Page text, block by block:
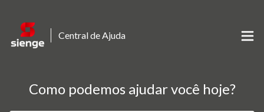
Central de Ajuda
Como podemos ajudar você hoje?